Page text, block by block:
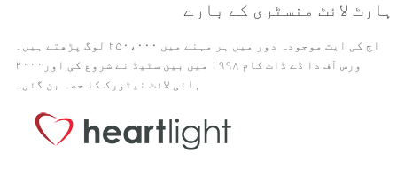
ہارٹ لائٹ منسٹری کے بارے
آج کی آیت موجودہ دور میں ہر مہنے میں ۲۵۰،۰۰۰ لوگ پڑھتے ہیں۔
ورس آف دا ڈے ڈاٹ کام ۱۹۹۸ میں بین سٹیڈ نے شروع کی اور۲۰۰۰
ہائی لائٹ نیٹورک کا حصہ بن گئی۔